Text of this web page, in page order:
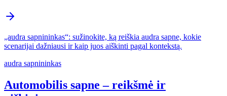
„audra sapnininkas“: sužinokite, ką reiškia audra sapne, kokie
scenarijai dažniausi ir kaip juos aiškinti pagal kontekstą.
audra sapnininkas
Automobilis sapne – reikšmė ir